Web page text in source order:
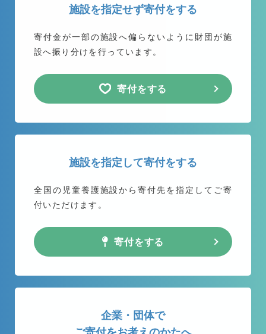
施設を指定せず寄付をする
寄付金が一部の施設へ偏らないように 財団が施
設へ振り分けを行っています。
寄付をする
施設を指定して寄付をする
全国の児童養護施設から寄付先を指定してご寄
付いただけます。
寄付をする
企業・団体で